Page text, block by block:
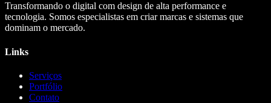
Transformando o digital com design de alta performance e
tecnologia. Somos especialistas em criar marcas e sistemas que
dominam o mercado.
Links
Serviços
Portfólio
Contato